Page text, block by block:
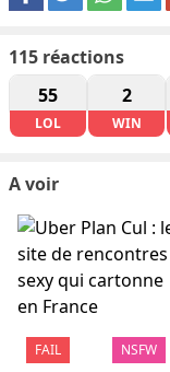
115 réactions
55
LOL
2
WIN
A voir
FAIL NSFW